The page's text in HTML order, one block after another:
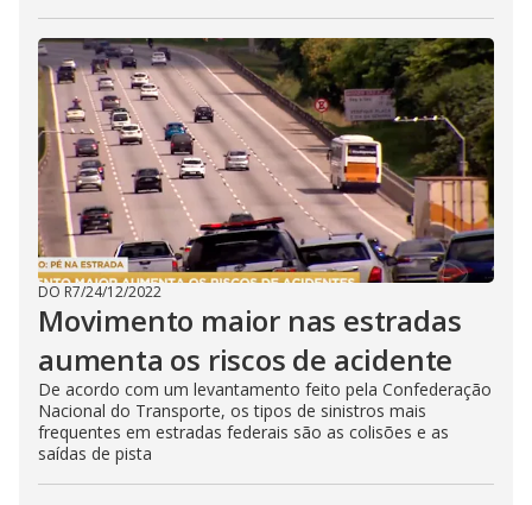
DO R7/24/12/2022
Movimento maior nas estradas
aumenta os riscos de acidente
De acordo com um levantamento feito pela Confederação
Nacional do Transporte, os tipos de sinistros mais
frequentes em estradas federais são as colisões e as
saídas de pista